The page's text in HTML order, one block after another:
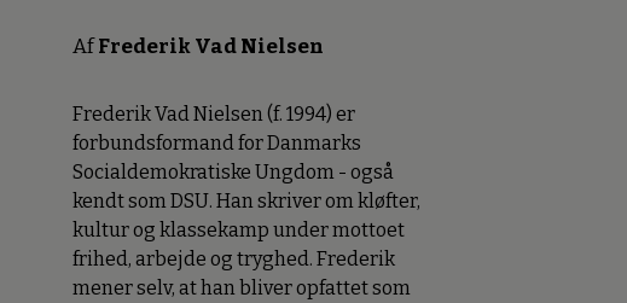
AfFrederik Vad Nielsen
Frederik Vad Nielsen (f. 1994) er
forbundsformand for Danmarks
Socialdemokratiske Ungdom - også
kendt som DSU. Han skriver om kløfter,
kultur og klassekamp under mottoet
frihed, arbejde og tryghed. Frederik
mener selv, at han bliver opfattet som